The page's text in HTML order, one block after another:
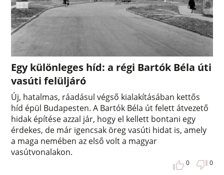
Egy különleges híd: a régi Bartók Béla úti
vasúti felüljáró
Új, hatalmas, ráadásul végső kialakításában kettős
híd épül Budapesten. A Bartók Béla út felett átvezető
hidak építése azzal jár, hogy el kellett bontani egy
érdekes, de már igencsak öreg vasúti hidat is, amely
a maga nemében az első volt a magyar
vasútvonalakon.
0 0